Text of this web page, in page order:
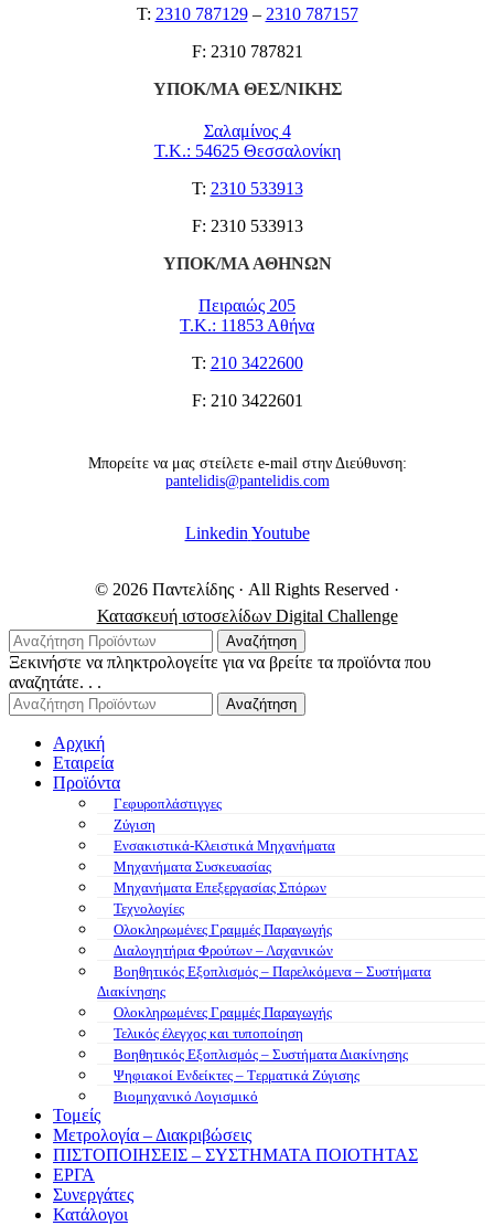
Τ: 2310 787129– 2310 787157
F: 2310 787821
ΥΠΟΚ/ΜΑ ΘΕΣ/ΝΙΚΗΣ
Σαλαμίνος 4
Τ.Κ.: 54625 Θεσσαλονίκη
Τ: 2310 533913
F: 2310 533913
ΥΠΟΚ/ΜΑ ΑΘΗΝΩΝ
Πειραιώς 205
Τ.Κ.: 11853 Αθήνα
Τ: 210 3422600
F: 210 3422601
Μπορείτε να μας στείλετε e-mail στην Διεύθυνση:
pantelidis@pantelidis.com
Linkedin Youtube
© 2026 Παντελίδης · All Rights Reserved ·
Κατασκευή ιστοσελίδων Digital Challenge
Αναζήτηση
Ξεκινήστε να πληκτρολογείτε για να βρείτε τα προϊόντα που
αναζητάτε. . .
Αναζήτηση
Αρχική
Εταιρεία
Προϊόντα
Γεφυροπλάστιγγες
Ζύγιση
Ενσακιστικά-Κλειστικά Μηχανήματα
Μηχανήματα Συσκευασίας
Μηχανήματα Επεξεργασίας Σπόρων
Τεχνολογίες
Ολοκληρωμένες Γραμμές Παραγωγής
Διαλογητήρια Φρούτων – Λαχανικών
Βοηθητικός Εξοπλισμός – Παρελκόμενα – Συστήματα
Διακίνησης
Ολοκληρωμένες Γραμμές Παραγωγής
Τελικός έλεγχος και τυποποίηση
Βοηθητικός Εξοπλισμός – Συστήματα Διακίνησης
Ψηφιακοί Ενδείκτες – Tερματικά Ζύγισης
Βιομηχανικό Λογισμικό
Τομείς
Μετρολογία – Διακριβώσεις
ΠΙΣΤΟΠΟΙΗΣΕΙΣ – ΣΥΣΤΗΜΑΤΑ ΠΟΙΟΤΗΤΑΣ
ΕΡΓΑ
Συνεργάτες
Κατάλογοι